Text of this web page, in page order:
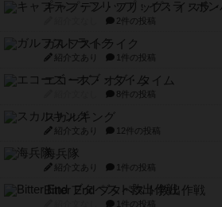
キャプテン・フリップ：イスラ
2件の投稿
ガルフストライク
紹介文あり 1件の投稿
エコーズ・オブ・タイム
8件の投稿
スカルキング
紹介文あり 12件の投稿
海兵隊
紹介文あり 1件の投稿
Bitter End ブタペスト救出作戦
1件の投稿